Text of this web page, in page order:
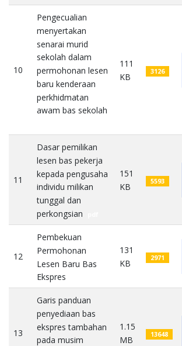
10
Pengecualian
menyertakan
senarai murid
sekolah dalam
permohonan lesen
baru kenderaan
perkhidmatan
awam bas sekolah
111
KB
3126
11
Dasar pemilikan
lesen bas pekerja
kepada pengusaha
individu milikan
tunggal dan
perkongsian
151
KB
5593
12
Pembekuan
Permohonan
Lesen Baru Bas
Ekspres
131
KB
2971
13
Garis panduan
penyediaan bas
ekspres tambahan
pada musim
1.15
MB
13648